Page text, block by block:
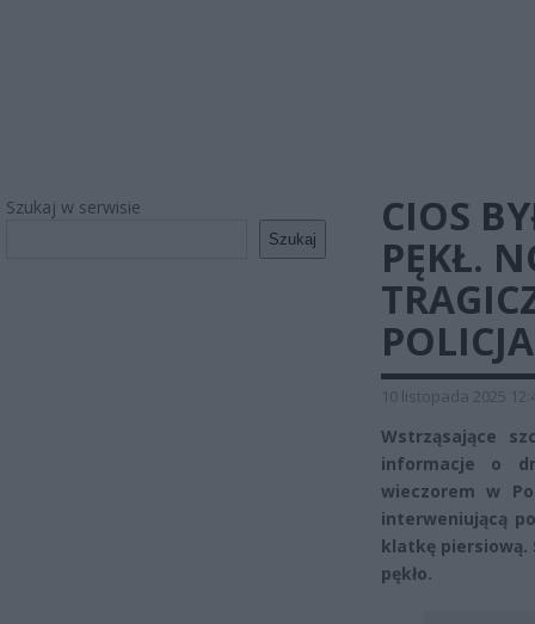
Szukaj w serwisie
Szukaj
CIOS
PĘKŁ.
10 listopada 2025
Wstrząsające
informacje o
wieczorem w
interweniującą
klatkę piersiową.
pękło.